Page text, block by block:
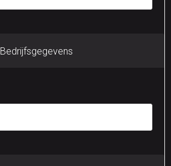
Bedrijfsgegevens